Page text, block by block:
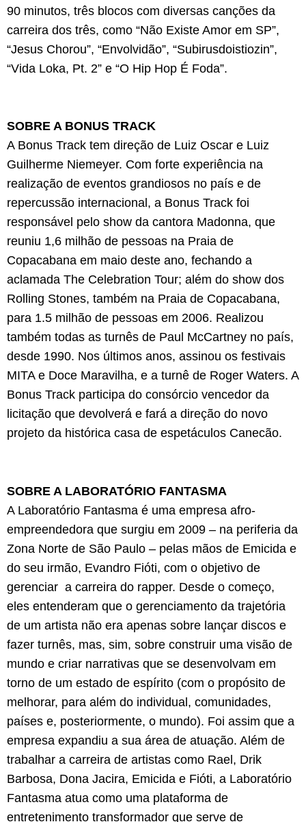
90 minutos, três blocos com diversas canções da
carreira dos três, como “Não Existe Amor em SP”,
“Jesus Chorou”, “Envolvidão”, “Subirusdoistiozin”,
“Vida Loka, Pt. 2” e “O Hip Hop É Foda”.
SOBRE A BONUS TRACK
A Bonus Track tem direção de Luiz Oscar e Luiz
Guilherme Niemeyer. Com forte experiência na
realização de eventos grandiosos no país e de
repercussão internacional, a Bonus Track foi
responsável pelo show da cantora Madonna, que
reuniu 1,6 milhão de pessoas na Praia de
Copacabana em maio deste ano, fechando a
aclamada The Celebration Tour; além do show dos
Rolling Stones, também na Praia de Copacabana,
para 1.5 milhão de pessoas em 2006. Realizou
também todas as turnês de Paul McCartney no país,
desde 1990. Nos últimos anos, assinou os festivais
MITA e Doce Maravilha, e a turnê de Roger Waters. A
Bonus Track participa do consórcio vencedor da
licitação que devolverá e fará a direção do novo
projeto da histórica casa de espetáculos Canecão.
SOBRE A LABORATÓRIO FANTASMA
A Laboratório Fantasma é uma empresa afro-
empreendedora que surgiu em 2009 – na periferia da
Zona Norte de São Paulo – pelas mãos de Emicida e
do seu irmão, Evandro Fióti, com o objetivo de
gerenciar a carreira do rapper. Desde o começo,
eles entenderam que o gerenciamento da trajetória
de um artista não era apenas sobre lançar discos e
fazer turnês, mas, sim, sobre construir uma visão de
mundo e criar narrativas que se desenvolvam em
torno de um estado de espírito (com o propósito de
melhorar, para além do individual, comunidades,
países e, posteriormente, o mundo). Foi assim que a
empresa expandiu a sua área de atuação. Além de
trabalhar a carreira de artistas como Rael, Drik
Barbosa, Dona Jacira, Emicida e Fióti, a Laboratório
Fantasma atua como uma plataforma de
entretenimento transformador que serve de